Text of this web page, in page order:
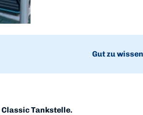
Gut zu wissen
Tankstelle.